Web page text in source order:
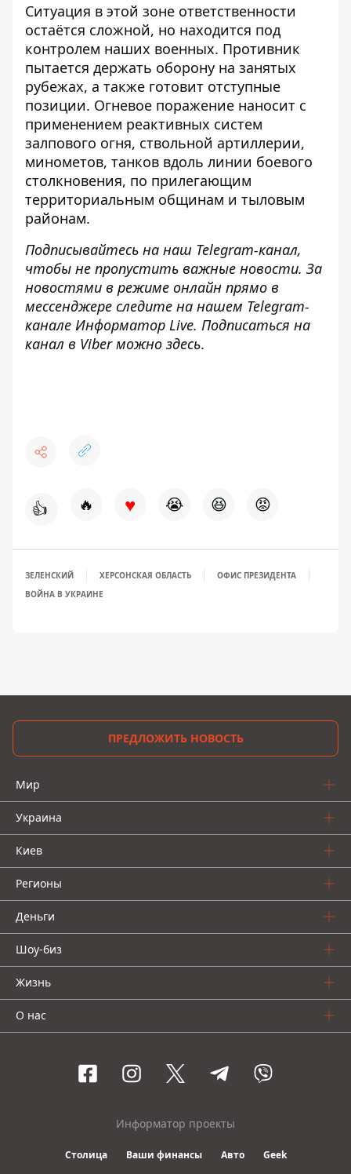
Ситуация в этой зоне ответственности
остаётся сложной, но находится под
контролем наших военных. Противник
пытается держать оборону на занятых
рубежах, а также готовит отступные
позиции. Огневое поражение наносит с
применением реактивных систем
залпового огня, ствольной артиллерии,
минометов, танков вдоль линии боевого
столкновения, по прилегающим
территориальным общинам и тыловым
районам.
Подписывайтесь на наш Telegram-канал,
чтобы не пропустить важные новости. За
новостями в режиме онлайн прямо в
мессенджере следите на нашем Telegram-
канале Информатор Live. Подписаться на
канал в Viber можно здесь.
👍 🔥 ♥ 😭 😆 😡
ЗЕЛЕНСКИЙ ХЕРСОНСКАЯ ОБЛАСТЬ
ОФИС ПРЕЗИДЕНТА
ВОЙНА В УКРАИНЕ
ПРЕДЛОЖИТЬ НОВОСТЬ
Мир
Украина
Киев
Регионы
Деньги
Шоу-биз
Жизнь
О нас
Информатор проекты
Столица Ваши финансы Авто Geek